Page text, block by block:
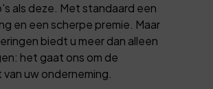
als deze. Met standaard een
en een scherpe premie. Maar
biedt u meer dan alleen
het gaat ons om de
uw onderneming.